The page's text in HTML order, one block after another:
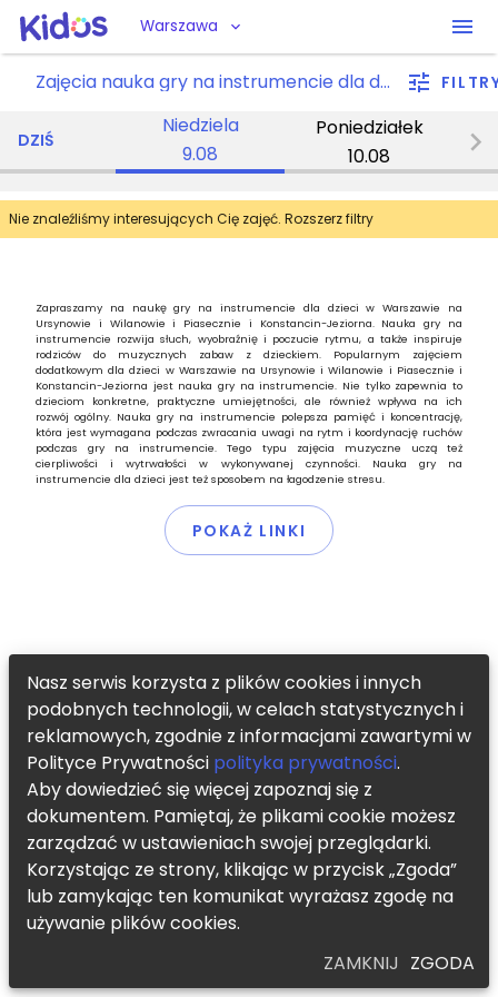
Warszawa
Zajęcia nauka gry na instrumencie dla dzieci w Warszawie Ursynowie / Wilanowie / Piasecznie / Konstancin-Jeziorna
DZIŚ
Niedziela
9.08
Poniedziałek
10.08
Nie znaleźliśmy interesujących Cię zajęć. Rozszerz filtry
Zapraszamy na naukę gry na instrumencie dla dzieci w Warszawie na
Ursynowie i Wilanowie i Piasecznie i Konstancin-Jeziorna. Nauka gry na
instrumencie rozwija słuch, wyobraźnię i poczucie rytmu, a także inspiruje
rodziców do muzycznych zabaw z dzieckiem. Popularnym zajęciem
dodatkowym dla dzieci w Warszawie na Ursynowie i Wilanowie i Piasecznie i
Konstancin-Jeziorna jest nauka gry na instrumencie. Nie tylko zapewnia to
dzieciom konkretne, praktyczne umiejętności, ale również wpływa na ich
rozwój ogólny. Nauka gry na instrumencie polepsza pamięć i koncentrację,
która jest wymagana podczas zwracania uwagi na rytm i koordynację ruchów
podczas gry na instrumencie. Tego typu zajęcia muzyczne uczą też
cierpliwości i wytrwałości w wykonywanej czynności. Nauka gry na
instrumencie dla dzieci jest też sposobem na łagodzenie stresu.
POKAŻ LINKI
Nasz serwis korzysta z plików cookies i innych
podobnych technologii, w celach statystycznych i
reklamowych, zgodnie z informacjami zawartymi w
Polityce Prywatności polityka prywatności.
Aby dowiedzieć się więcej zapoznaj się z
dokumentem. Pamiętaj, że plikami cookie możesz
zarządzać w ustawieniach swojej przeglądarki.
Korzystając ze strony, klikając w przycisk „Zgoda”
lub zamykając ten komunikat wyrażasz zgodę na
używanie plików cookies.
ZAMKNIJ ZGODA